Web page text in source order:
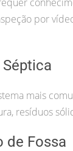
por
mais
resíduos
de Fossa